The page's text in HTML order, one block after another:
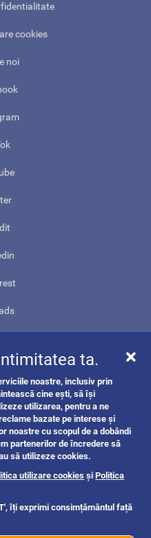
cookies
noi
ului ta.
noastre, inclusiv prin
cine ești, să își
utilizarea, pentru a ne
bazate pe interese și
noastre cu scopul de a dobândi
partenerilor de încredere să
să utilizeze cookies.
utilizare cookies șiPolitica
îți exprimi consimțământul față